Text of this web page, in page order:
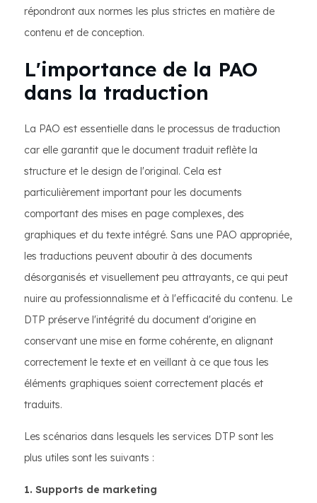
répondront aux normes les plus strictes en matière de
contenu et de conception.
L'importance de la PAO
dans la traduction
La PAO est essentielle dans le processus de traduction
car elle garantit que le document traduit reflète la
structure et le design de l'original. Cela est
particulièrement important pour les documents
comportant des mises en page complexes, des
graphiques et du texte intégré. Sans une PAO appropriée,
les traductions peuvent aboutir à des documents
désorganisés et visuellement peu attrayants, ce qui peut
nuire au professionnalisme et à l'efficacité du contenu. Le
DTP préserve l'intégrité du document d'origine en
conservant une mise en forme cohérente, en alignant
correctement le texte et en veillant à ce que tous les
éléments graphiques soient correctement placés et
traduits.
Les scénarios dans lesquels les services DTP sont les
plus utiles sont les suivants :
1. Supports de marketing